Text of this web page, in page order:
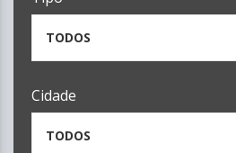
TODOS
Cidade
TODOS